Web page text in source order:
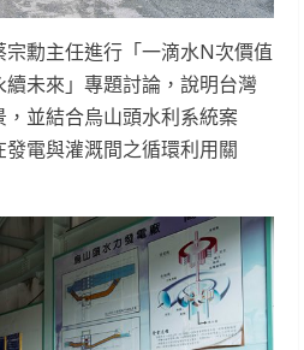
勳主任進行「一滴水N次價值
未來」專題討論，說明台灣
並結合烏山頭水利系統案
電與灌溉間之循環利用關